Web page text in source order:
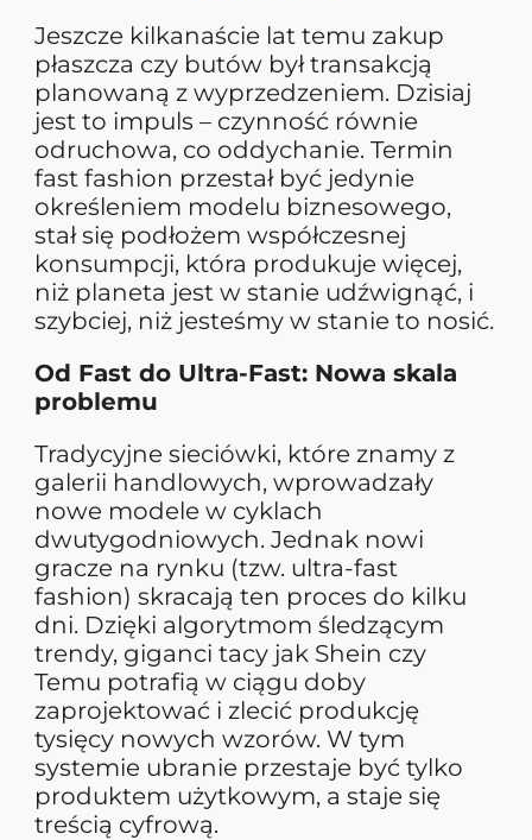
Jeszcze kilkanaście lat temu zakup
płaszcza czy butów był transakcją
planowaną z wyprzedzeniem. Dzisiaj
jest to impuls – czynność równie
odruchowa, co oddychanie. Termin
fast fashion przestał być jedynie
określeniem modelu biznesowego,
stał się podłożem współczesnej
konsumpcji, która produkuje więcej,
niż planeta jest w stanie udźwignąć, i
szybciej, niż jesteśmy w stanie to nosić.
Od Fast do Ultra-Fast: Nowa skala
problemu
Tradycyjne sieciówki, które znamy z
galerii handlowych, wprowadzały
nowe modele w cyklach
dwutygodniowych. Jednak nowi
gracze na rynku (tzw. ultra-fast
fashion) skracają ten proces do kilku
dni. Dzięki algorytmom śledzącym
trendy, giganci tacy jak Shein czy
Temu potrafią w ciągu doby
zaprojektować i zlecić produkcję
tysięcy nowych wzorów. W tym
systemie ubranie przestaje być tylko
produktem użytkowym, a staje się
treścią cyfrową.